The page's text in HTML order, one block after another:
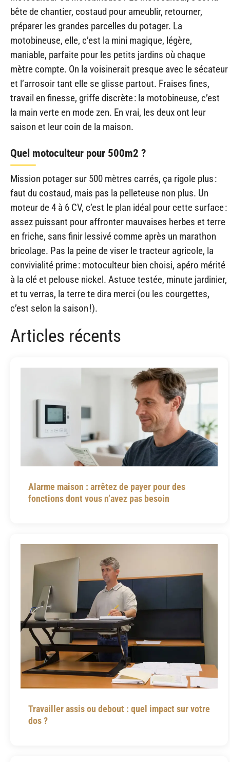
bête de chantier, costaud pour ameublir, retourner,
préparer les grandes parcelles du potager. La
motobineuse, elle, c’est la mini magique, légère,
maniable, parfaite pour les petits jardins où chaque
mètre compte. On la voisinerait presque avec le sécateur
et l’arrosoir tant elle se glisse partout. Fraises fines,
travail en finesse, griffe discrète : la motobineuse, c’est
la main verte en mode zen. En vrai, les deux ont leur
saison et leur coin de la maison.
Quel motoculteur pour 500m2 ?
Mission potager sur 500 mètres carrés, ça rigole plus :
faut du costaud, mais pas la pelleteuse non plus. Un
moteur de 4 à 6 CV, c’est le plan idéal pour cette surface :
assez puissant pour affronter mauvaises herbes et terre
en friche, sans finir lessivé comme après un marathon
bricolage. Pas la peine de viser le tracteur agricole, la
convivialité prime : motoculteur bien choisi, apéro mérité
à la clé et pelouse nickel. Astuce testée, minute jardinier,
et tu verras, la terre te dira merci (ou les courgettes,
c’est selon la saison !).
Articles récents
Alarme maison : arrêtez de payer pour des
fonctions dont vous n’avez pas besoin
Travailler assis ou debout : quel impact sur votre
dos ?